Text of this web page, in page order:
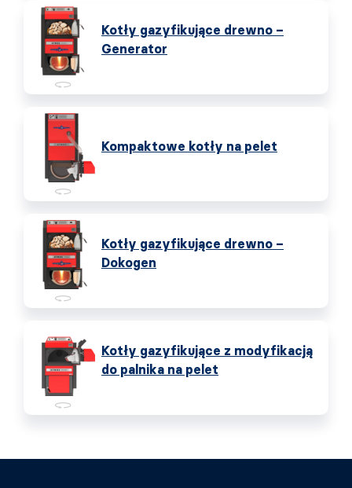
Kotły gazyfikujące drewno –
Generator
Kompaktowe kotły na pelet
Kotły gazyfikujące drewno –
Dokogen
Kotły gazyfikujące z modyfikacją
do palnika na pelet